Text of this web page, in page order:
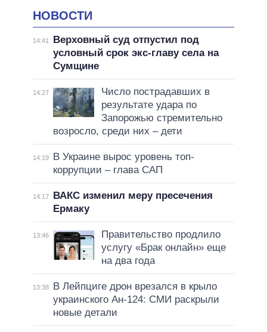
НОВОСТИ
14:41
Верховный суд отпустил под
условный срок экс-главу села на
Сумщине
14:27
Число пострадавших в
результате удара по
Запорожью стремительно
возросло, среди них – дети
14:19
В Украине вырос уровень топ-
коррупции – глава САП
14:17
ВАКС изменил меру пресечения
Ермаку
13:46
Правительство продлило
услугу «Брак онлайн» еще
на два года
13:38
В Лейпциге дрон врезался в крыло
украинского Ан-124: СМИ раскрыли
новые детали